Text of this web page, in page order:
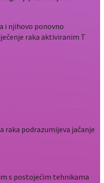
i njihovo ponovno
raka aktiviranim T
raka podrazumijeva jačanje
s postojećim tehnikama